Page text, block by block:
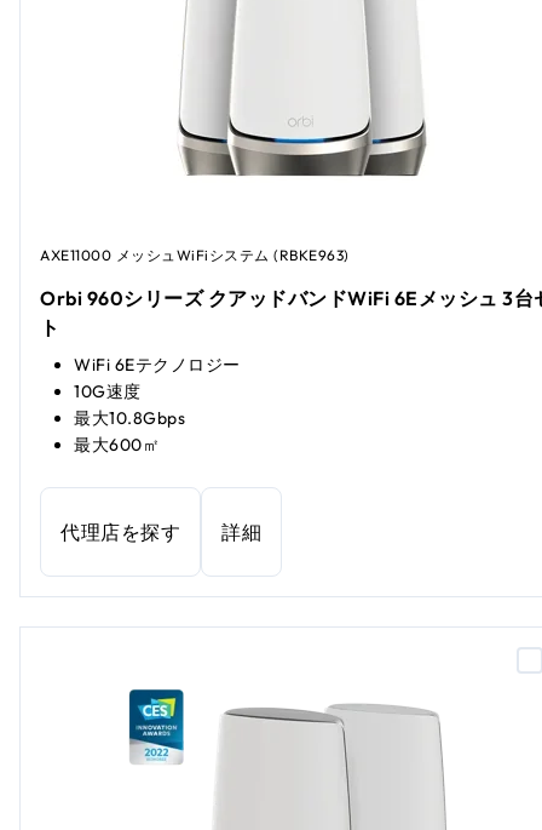
AXE11000 メッシュWiFiシステム (RBKE963)
Orbi 960シリーズ クアッドバンドWiFi 6Eメッシュ 3台
ト
WiFi 6Eテクノロジー
10G速度
最大10.8Gbps
最大600㎡
代理店を探す 詳細